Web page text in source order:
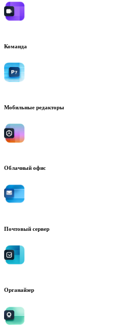
Команда
Мобильные редакторы
Облачный офис
Почтовый сервер
Органайзер